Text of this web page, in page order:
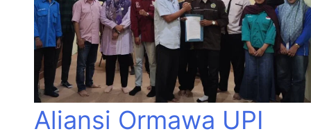
Aliansi Ormawa UPI